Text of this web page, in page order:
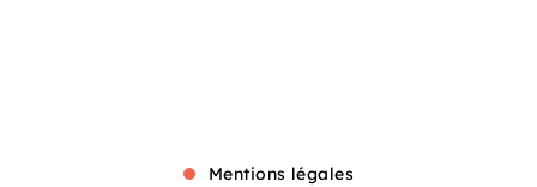
Mentions légales